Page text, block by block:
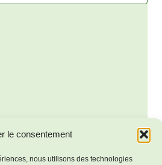
le consentement
nous utilisons des technologies